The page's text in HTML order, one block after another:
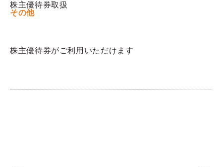
株主優待券取扱
その他
株主優待券がご利用いただけます